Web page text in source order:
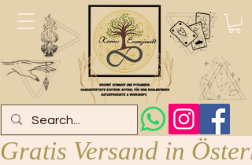
Gratis Versand in